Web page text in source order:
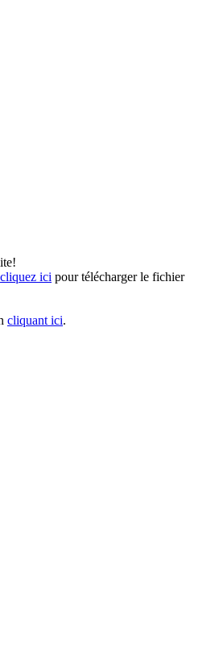
cliquez ici pour télécharger le fichier
cliquant ici.